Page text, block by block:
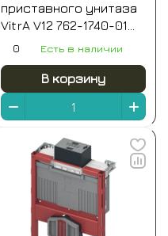
приставного унитаза
VitrA V12 762-1740-01
без кнопки смыва
0 Есть в наличии
В корзину